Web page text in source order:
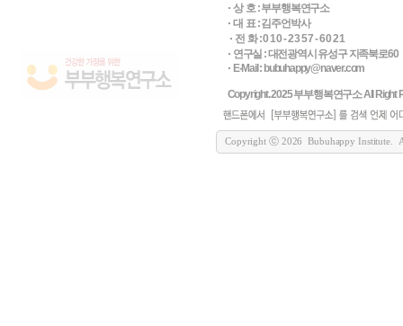
상 호 :부부행복연구소
대 표 : 김주언박사
전 화 : 0 1 0 - 2 3 5 7 - 6 0 2 1
연구실 : 대전광역시 유성구 지족북로60
E-Mail : bubuhappy@naver.com
Copyright. 2025 부부행복연구소 All Right
Copyright ⓒ 2026 Bubuhappy Institute.